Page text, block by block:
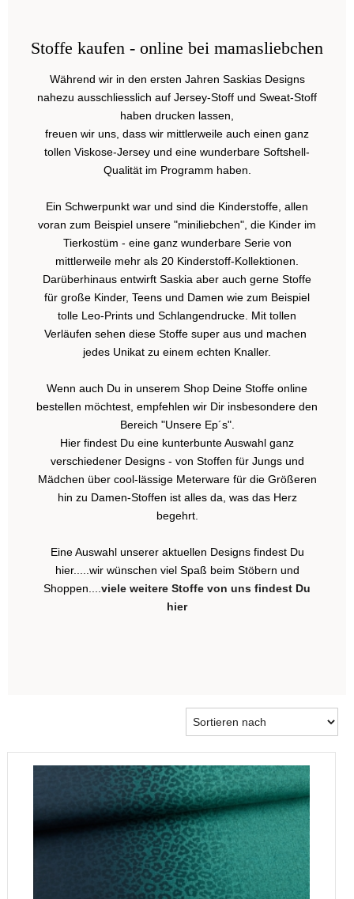
Stoffe kaufen - online bei mamasliebchen
Während wir in den ersten Jahren Saskias Designs
nahezu ausschliesslich auf Jersey-Stoff und Sweat-Stoff
haben drucken lassen,
freuen wir uns, dass wir mittlerweile auch einen ganz
tollen Viskose-Jersey und eine wunderbare Softshell-
Qualität im Programm haben.
Ein Schwerpunkt war und sind die Kinderstoffe, allen
voran zum Beispiel unsere "miniliebchen", die Kinder im
Tierkostüm - eine ganz wunderbare Serie von
mittlerweile mehr als 20 Kinderstoff-Kollektionen.
Darüberhinaus entwirft Saskia aber auch gerne Stoffe
für große Kinder, Teens und Damen wie zum Beispiel
tolle Leo-Prints und Schlangendrucke. Mit tollen
Verläufen sehen diese Stoffe super aus und machen
jedes Unikat zu einem echten Knaller.
Wenn auch Du in unserem Shop Deine Stoffe online
bestellen möchtest, empfehlen wir Dir insbesondere den
Bereich "Unsere Ep´s".
Hier findest Du eine kunterbunte Auswahl ganz
verschiedener Designs - von Stoffen für Jungs und
Mädchen über cool-lässige Meterware für die Größeren
hin zu Damen-Stoffen ist alles da, was das Herz
begehrt.
Eine Auswahl unserer aktuellen Designs findest Du
hier.....wir wünschen viel Spaß beim Stöbern und
Shoppen....viele weitere Stoffe von uns findest Du
hier